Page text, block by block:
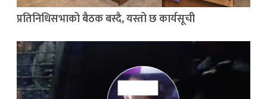
प्रतिनिधिसभाको बैठक बस्दै, यस्तो छ कार्यसूची